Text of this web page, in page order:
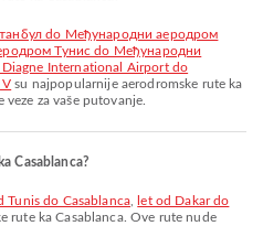
Тунис do Међународни
Diagne International Airport do
su najpopularnije aerodromske rute ka
za vaše putovanje.
Casablanca?
Tunis do Casablanca,
let od Dakar do
rute ka Casablanca. Ove rute nude